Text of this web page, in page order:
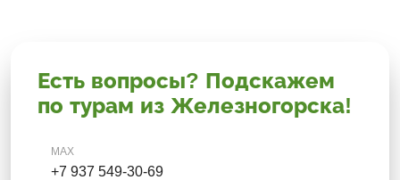
Есть вопросы? Подскажем
по турам из Железногорска!
MAX
+7 937 549-30-69